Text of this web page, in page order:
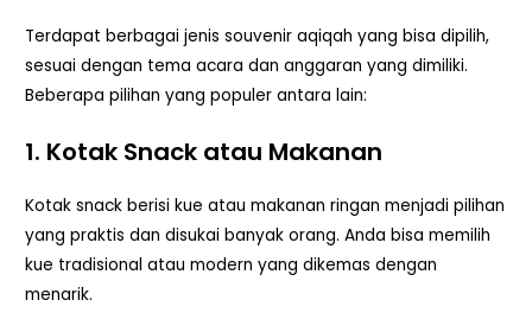
Terdapat berbagai jenis souvenir aqiqah yang bisa dipilih,
sesuai dengan tema acara dan anggaran yang dimiliki.
Beberapa pilihan yang populer antara lain:
1. Kotak Snack atau Makanan
Kotak snack berisi kue atau makanan ringan menjadi pilihan
yang praktis dan disukai banyak orang. Anda bisa memilih
kue tradisional atau modern yang dikemas dengan
menarik.